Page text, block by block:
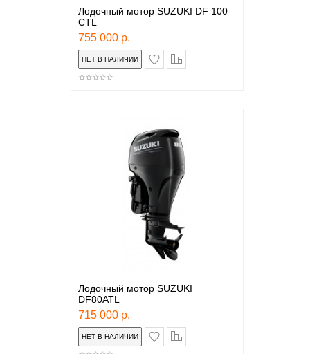
Лодочный мотор SUZUKI DF 100
CTL
755 000 р.
в закладки
Лодочный мотор SUZUKI
DF80ATL
715 000 р.
в закладки